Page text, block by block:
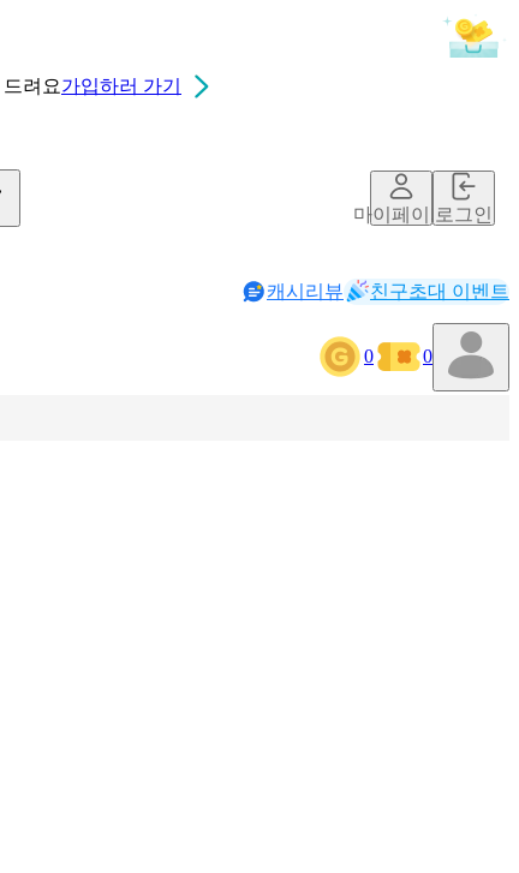
드려요가입하러 가기
마이페이지로그인
캐시리뷰 친구초대 이벤트
0 0